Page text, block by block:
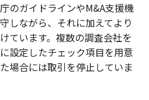
のガイドラインやM&A支援機
しながら、それに加えてより
ています。複数の調査会社を
設定したチェック項目を用意
場合には取引を停止していま